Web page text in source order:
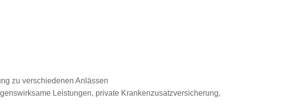
zu verschiedenen Anlässen
Leistungen, private Krankenzusatzversicherung,